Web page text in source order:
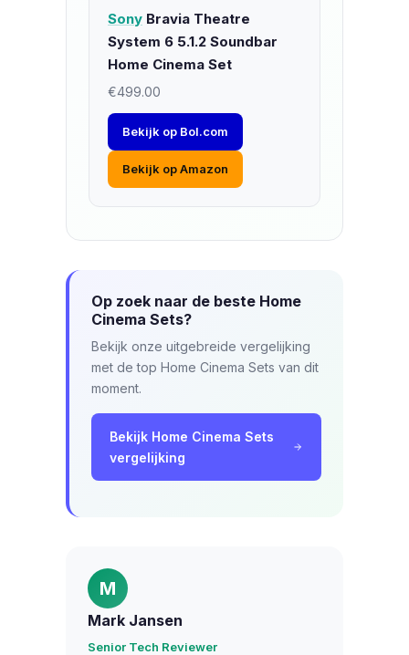
Sony Bravia Theatre
System 6 5.1.2 Soundbar
Home Cinema Set
€499.00
Bekijk op Bol.com
Bekijk op Amazon
Op zoek naar de beste Home
Cinema Sets?
Bekijk onze uitgebreide vergelijking
met de top Home Cinema Sets van dit
moment.
Bekijk Home Cinema Sets
vergelijking
M
Mark Jansen
Senior Tech Reviewer